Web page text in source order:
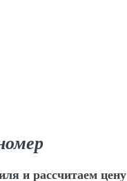
и рассчитаем цену